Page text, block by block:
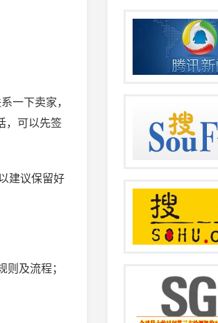
一下卖家，
，可以先签
建议保留好
及流程；